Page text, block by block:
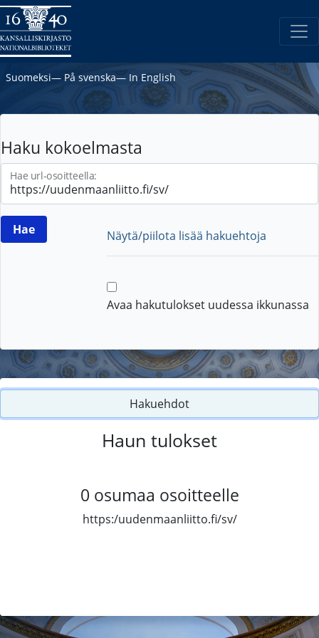
Suomeksi― På svenska― In English
Haku kokoelmasta
Hae url-osoitteella:
Näytä/piilota lisää hakuehtoja
Avaa hakutulokset uudessa ikkunassa
Hakuehdot
Haun tulokset
0 osumaa osoitteelle
https:/uudenmaanliitto.fi/sv/